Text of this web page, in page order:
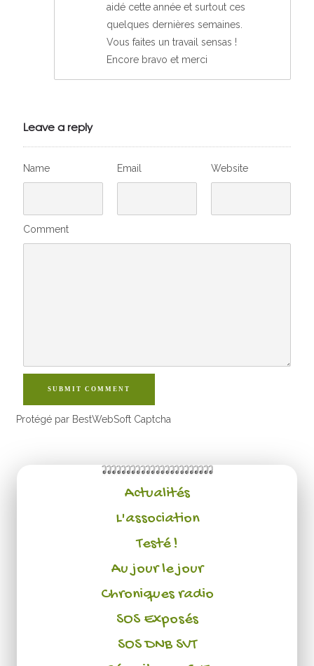
aidé cette année et surtout ces
quelques dernières semaines.
Vous faites un travail sensas !
Encore bravo et merci
Leave a reply
Name Email Website
Comment
SUBMIT COMMENT
Protégé par BestWebSoft Captcha
Actualités
L'association
Testé !
Au jour le jour
Chroniques radio
SOS Exposés
SOS DNB SVT